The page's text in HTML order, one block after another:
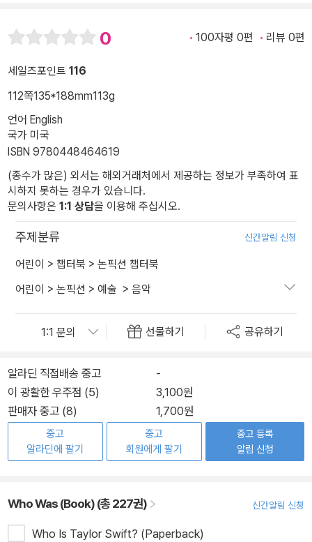
0 100자평 0편 리뷰 0편
세일즈포인트 116
112쪽135*188mm113g
언어 English
국가 미국
ISBN 9780448464619
(종수가 많은) 외서는 해외거래처에서 제공하는 정보가 부족하여 표
시하지 못하는 경우가 있습니다.
문의사항은 1:1 상담을 이용해 주십시오.
주제분류 신간알림 신청
어린이 > 챕터북 > 논픽션 챕터북
어린이 > 논픽션 > 예술 > 음악
선물하기 공유하기
알라딘 직접배송 중고
-
이 광활한 우주점 (5)
3,100원
판매자 중고 (8)
1,700원
중고
알라딘에 팔기
중고
회원에게 팔기
중고 등록
알림 신청
Who Was (Book) (총 227권) 신간알림 신청
Who Is Taylor Swift? (Paperback)